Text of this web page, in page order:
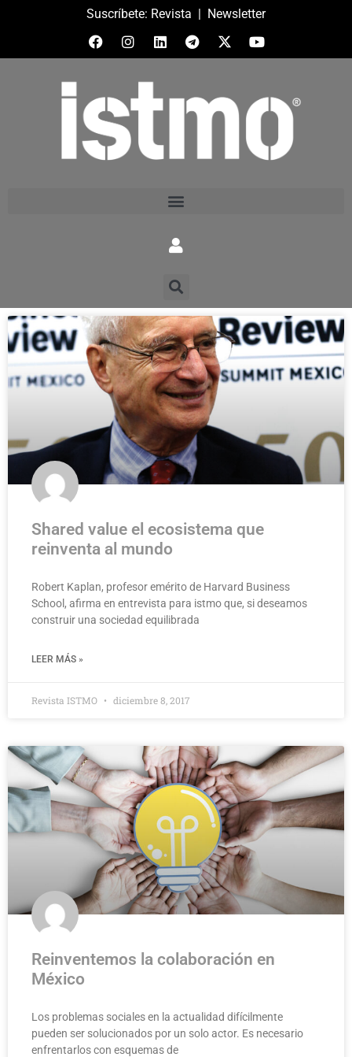
Suscríbete: Revista | Newsletter
Shared value el ecosistema que
reinventa al mundo
Robert Kaplan, profesor emérito de Harvard Business
School, afirma en entrevista para istmo que, si deseamos
construir una sociedad equilibrada
LEER MÁS »
Revista ISTMO diciembre 8, 2017
Reinventemos la colaboración en
México
Los problemas sociales en la actualidad difícilmente
pueden ser solucionados por un solo actor. Es necesario
enfrentarlos con esquemas de